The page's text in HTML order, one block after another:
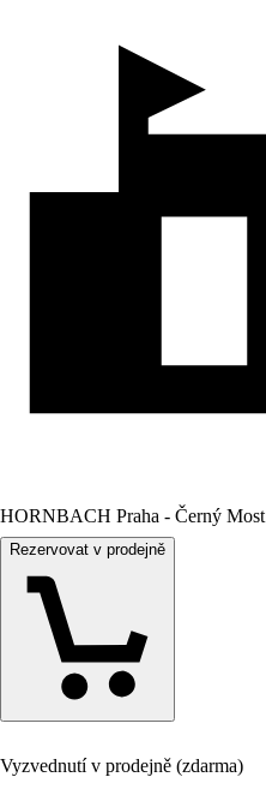
HORNBACH Praha - Černý Most
Rezervovat v prodejně
Vyzvednutí v prodejně (zdarma)